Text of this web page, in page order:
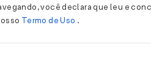
você declara que leu e
Termo de Uso .